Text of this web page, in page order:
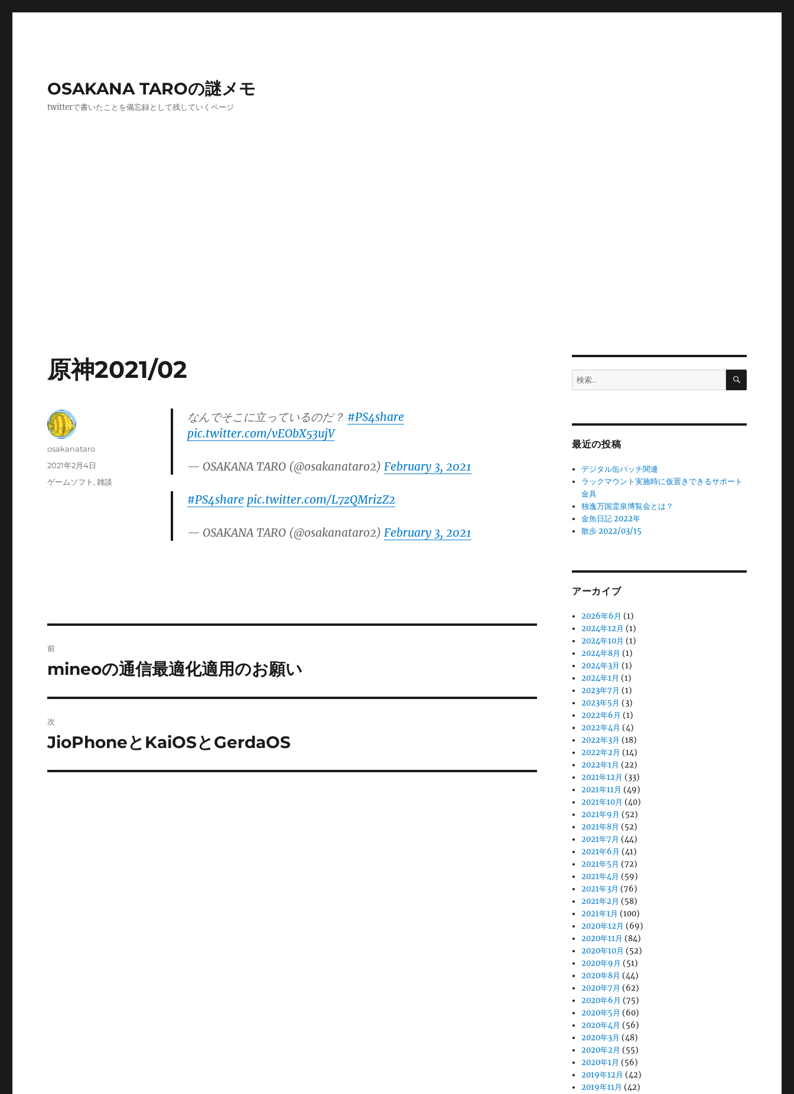
OSAKANA TAROの謎メモ
twitterで書いたことを備忘録として残していくページ
原神2021/02
なんでそこに立っているのだ？ #PS4share
pic.twitter.com/vEObX53ujV
— OSAKANA TARO (@osakanataro2) February 3, 2021
#PS4share pic.twitter.com/L7zQMrizZ2
— OSAKANA TARO (@osakanataro2) February 3, 2021
投
osakanataro
投
稿
2021年2月4日
カ
ゲームソフト ,雑談
稿
ゲ
前
前
投
稿:
mineoの通信最適化適用のお願い
次
次
投
JioPhoneとKaiOSとGerdaOS
検
索:
検
最近の投稿
デジタル缶バッチ関連
ラックマウント実施時に仮置きできるサポート
金具
独逸万国霊泉博覧会とは？
金魚日記 2022年
散歩 2022/03/15
アーカイブ
2026年6月 (1)
2024年12月 (1)
2024年10月 (1)
2024年8月 (1)
2024年3月 (1)
2024年1月 (1)
2023年7月 (1)
2023年5月 (3)
2022年6月 (1)
2022年4月 (4)
2022年3月 (18)
2022年2月 (14)
2022年1月 (22)
2021年12月 (33)
2021年11月 (49)
2021年10月 (40)
2021年9月 (52)
2021年8月 (52)
2021年7月 (44)
2021年6月 (41)
2021年5月 (72)
2021年4月 (59)
2021年3月 (76)
2021年2月 (58)
2021年1月 (100)
2020年12月 (69)
2020年11月 (84)
2020年10月 (52)
2020年9月 (51)
2020年8月 (44)
2020年7月 (62)
2020年6月 (75)
2020年5月 (60)
2020年4月 (56)
2020年3月 (48)
2020年2月 (55)
2020年1月 (56)
2019年12月 (42)
2019年11月 (42)